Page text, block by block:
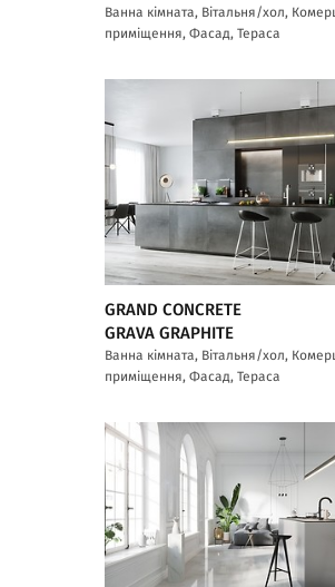
Ванна кімната, Вітальня/хол,
приміщення, Фасад, Тераса
GRAND CONCRETE
GRAVA GRAPHITE
Ванна кімната, Вітальня/хол,
приміщення, Фасад, Тераса